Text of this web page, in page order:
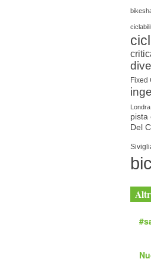
Fixed
Londra
pista
Del